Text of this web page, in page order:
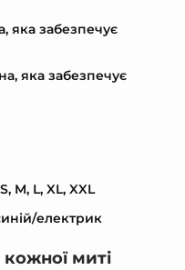
яка забезпечує
яка забезпечує
M, L, XL, XXL
електрик
миті